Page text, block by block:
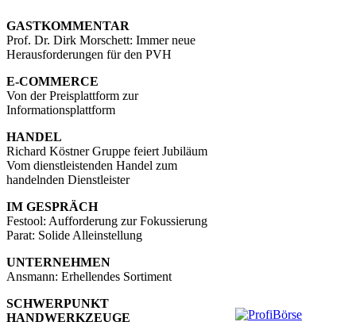
GASTKOMMENTAR
Prof. Dr. Dirk Morschett: Immer neue
Herausforderungen für den PVH
E-COMMERCE
Von der Preisplattform zur
Informationsplattform
HANDEL
Richard Köstner Gruppe feiert Jubiläum
Vom dienstleistenden Handel zum
handelnden Dienstleister
IM GESPRÄCH
Festool: Aufforderung zur Fokussierung
Parat: Solide Alleinstellung
UNTERNEHMEN
Ansmann: Erhellendes Sortiment
SCHWERPUNKT
HANDWERKZEUGE